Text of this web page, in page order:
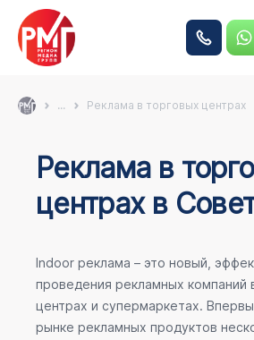
... Реклама в торговых центрах
Реклама в
центрах в
Indoor реклама – это новый,
проведения рекламных компаний
центрах и супермаркетах.
рынке рекламных продуктов